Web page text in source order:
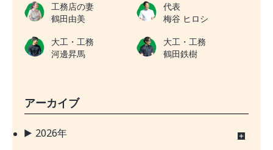
工務店の妻
鶴田由美
代表
梅谷 ヒロシ
大工・工務
河邊昇馬
大工・工務
鶴田鉄樹
アーカイブ
2026年